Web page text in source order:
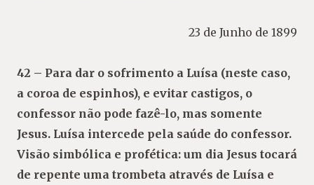
23 de Junho de 1899
42 – Para dar o sofrimento a Luísa (neste caso,
a coroa de espinhos), e evitar castigos, o
confessor não pode fazê-lo, mas somente
Jesus. Luísa intercede pela saúde do confessor.
Visão simbólica e profética: um dia Jesus tocará
de repente uma trombeta através de Luísa e